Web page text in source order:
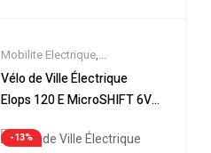
Mobilite Electrique,
Nouveautes,Promos &
Soldes,Vélo électrique ville,
Vélo de Ville Électrique
Elops 120 E MicroSHIFT 6V
-13%